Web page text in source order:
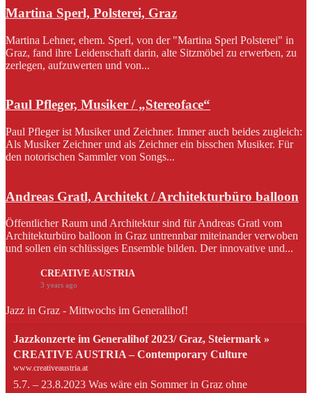
Martina Sperl, Polsterei, Graz
Martina Lehner, ehem. Sperl, von der "Martina Sperl Polsterei" in
Graz, fand ihre Leidenschaft darin, alte Sitzmöbel zu erwerben, zu
zerlegen, aufzuwerten und von...
Paul Pfleger, Musiker / „Stereoface“
Paul Pfleger ist Musiker und Zeichner. Immer auch beides zugleich:
Als Musiker Zeichner und als Zeichner ein bisschen Musiker. Für
den notorischen Sammler von Songs...
Andreas Gratl, Architekt / Architekturbüro balloon
Öffentlicher Raum und Architektur sind für Andreas Gratl vom
Architekturbüro balloon in Graz untrennbar miteinander verwoben
und sollen ein schlüssiges Ensemble bilden. Der innovative und...
CREATIVE AUSTRIA
3 years ago
Jazz in Graz - Mittwochs im Generalihof!
Jazzkonzerte im Generalihof 2023/ Graz, Steiermark »
CREATIVE AUSTRIA – Contemporary Culture
www.creativeaustria.at
5.7. – 23.8.2023 Was wäre ein Sommer in Graz ohne